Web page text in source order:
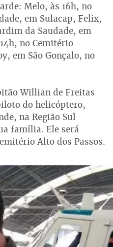
Melo, às 16h, no
em Sulacap, Felix,
da Saudade, em
no Cemitério
em São Gonçalo, no
Willian de Freitas
do helicóptero,
na Região Sul
família. Ele será
Alto dos Passos.